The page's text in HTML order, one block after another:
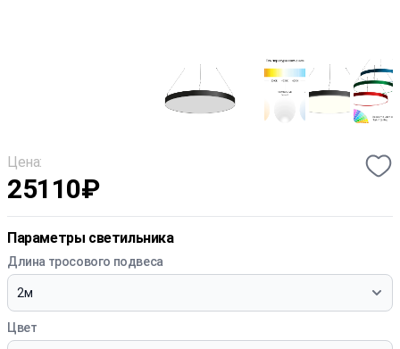
Цена:
25110₽
Параметры светильника
Длина тросового подвеса
Цвет